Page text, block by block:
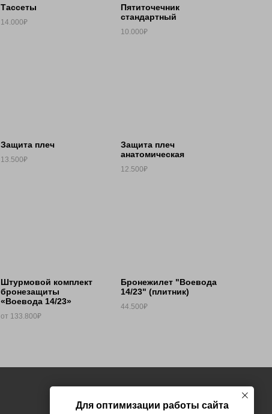
Для оптимизации работы сайта
Тассеты
14.000₽
Пятиточечник
стандартный
10.000₽
Защита плеч
13.500₽
Защита плеч
анатомическая
12.500₽
Штурмовой комплект
бронезащиты
«Воевода 14/23»
от 133.800₽
Бронежилет "Воевода
14/23" (плитник)
44.500₽